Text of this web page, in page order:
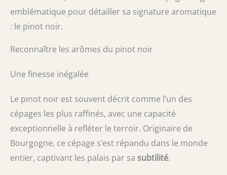
emblématique pour détailler sa signature aromatique
: le pinot noir.
Reconnaître les arômes du pinot noir
Une finesse inégalée
Le pinot noir est souvent décrit comme l’un des
cépages les plus raffinés, avec une capacité
exceptionnelle à refléter le terroir. Originaire de
Bourgogne, ce cépage s’est répandu dans le monde
entier, captivant les palais par sa subtilité.